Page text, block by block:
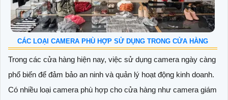
CÁC LOẠI CAMERA PHÙ HỢP SỬ DỤNG TRONG CỬA HÀNG
Trong các cửa hàng hiện nay, việc sử dụng camera ngày càng
phổ biến để đảm bảo an ninh và quản lý hoạt động kinh doanh.
Có nhiều loại camera phù hợp cho cửa hàng như camera giám